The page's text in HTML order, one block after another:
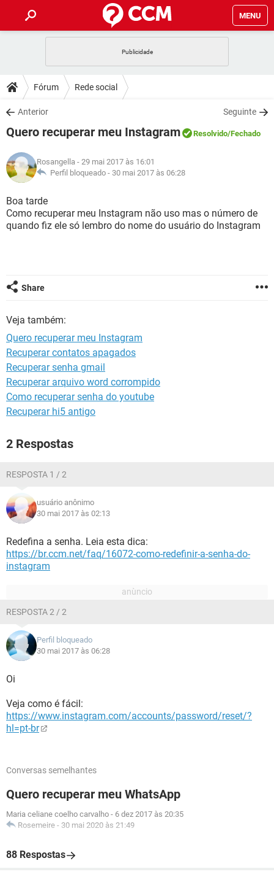
MENU
CELULAR
OUTLOOK
INSTAGRAM GMAIL
GUIA DE COMPRAS
DICAS
JOGOS
INSTAGRAM GMAIL
GUIA DE COMPRAS
DOWNLOADS
JOGOS WHATSAPP
CELULAR
OUTLOOK EXCEL
INSTAGRAM
GUIA DE COMPRAS
FÓRUM
JOGOS WHATSAPP
CELULAR
OUTLOOK
INSTAGRAM GMAIL
GLOSSÁRIO
CELULAR FACEBOOK
GUIA DE COMPRAS
Fórum Rede social
Anterior Seguinte
Quero recuperar meu Instagram Resolvido/Fechado
Rosangella - 29 mai 2017 às 16:01
Perfil bloqueado - 30 mai 2017 às 06:28
Boa tarde
Como recuperar meu Instagram não uso mas o número de
quando fiz ele só lembro do nome do usuário do Instagram
Share
Veja também:
Quero recuperar meu Instagram
Recuperar contatos apagados
Recuperar senha gmail
Recuperar arquivo word corrompido
Como recuperar senha do youtube
Recuperar hi5 antigo
2 Respostas
RESPOSTA 1 / 2
usuário anônimo
30 mai 2017 às 02:13
Redefina a senha. Leia esta dica:
https://br.ccm.net/faq/16072-como-redefinir-a-senha-do-
instagram
RESPOSTA 2 / 2
Perfil bloqueado
30 mai 2017 às 06:28
Oi
Veja como é fácil:
https://www.instagram.com/accounts/password/reset/?
hl=pt-br
Conversas semelhantes
Quero recuperar meu WhatsApp
Maria celiane coelho carvalho - 6 dez 2017 às 20:35
Rosemeire - 30 mai 2020 às 21:49
88 Respostas